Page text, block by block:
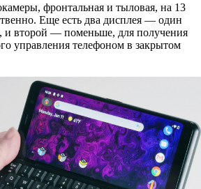
фронтальная и тыловая, на 13
Еще есть два дисплея — один
и второй — поменьше, для получения
управления телефоном в закрытом